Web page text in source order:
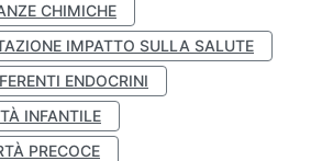
CHIMICHE
IMPATTO SULLA SALUTE
ENDOCRINI
INFANTILE
PRECOCE